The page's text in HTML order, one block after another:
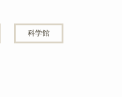
科学館